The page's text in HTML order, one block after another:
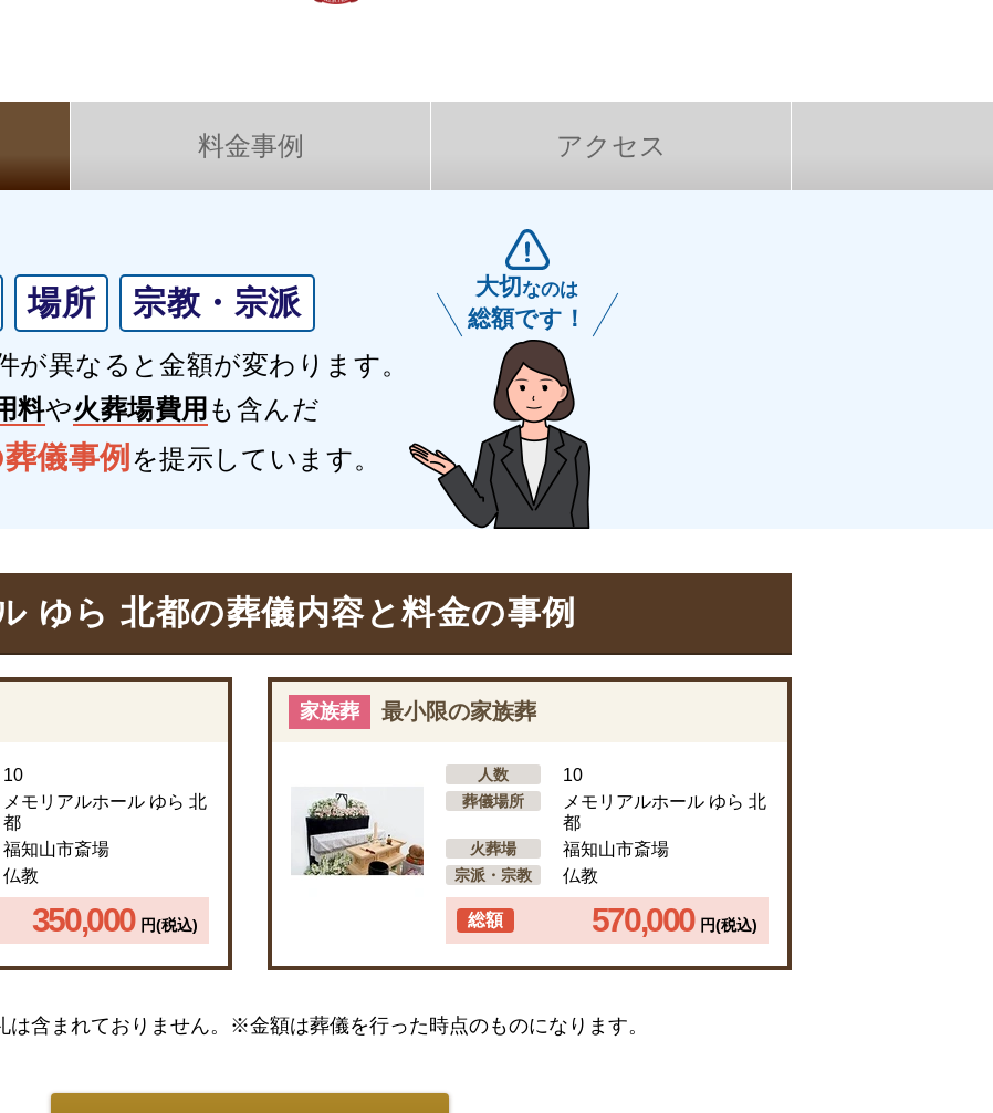
料金事例 アクセス
場所 宗教・宗派
が異なると金額が変わります。
料や火葬場費用 も含んだ
儀事例 を提示しています。
大切なのは
総額です！
ゆら 北都の葬儀内容と料金の事例
10
メモリアルホール ゆら 北
都
福知山市斎場
仏教
350,000 円(税込)
家族葬 最小限の家族葬
人数 10
葬儀場所
メモリアルホール ゆら 北
都
火葬場 福知山市斎場
宗派・宗教 仏教
総額 570,000 円(税込)
含まれておりません。※金額は葬儀を行った時点のものになります。